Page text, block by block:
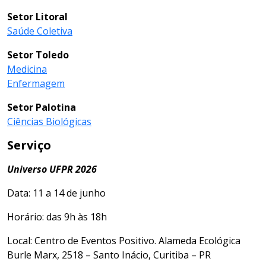
Setor Litoral
Saúde Coletiva
Setor Toledo
Medicina
Enfermagem
Setor Palotina
Ciências Biológicas
Serviço
Universo UFPR 2026
Data: 11 a 14 de junho
Horário: das 9h às 18h
Local: Centro de Eventos Positivo. Alameda Ecológica
Burle Marx, 2518 – Santo Inácio, Curitiba – PR